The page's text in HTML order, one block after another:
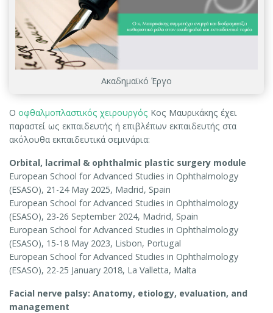
Ακαδημαϊκό Έργο
Ο οφθαλμοπλαστικός χειρουργός Κος Μαυρικάκης έχει
παραστεί ως εκπαιδευτής ή επιβλέπων εκπαιδευτής στα
ακόλουθα εκπαιδευτικά σεμινάρια:
Orbital, lacrimal & ophthalmic plastic surgery module
European School for Advanced Studies in Ophthalmology
(ESASO), 21-24 May 2025, Madrid, Spain
European School for Advanced Studies in Ophthalmology
(ESASO), 23-26 September 2024, Madrid, Spain
European School for Advanced Studies in Ophthalmology
(ESASO), 15-18 May 2023, Lisbon, Portugal
European School for Advanced Studies in Ophthalmology
(ESASO), 22-25 January 2018, La Valletta, Malta
Facial nerve palsy: Anatomy, etiology, evaluation, and
management